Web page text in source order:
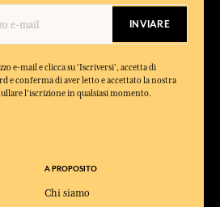
INVIARE
e-mail e clicca su 'Iscriversi', accetta di
e conferma di aver letto e accettato la nostra
l'iscrizione in qualsiasi momento.
A PROPOSITO
Chi siamo